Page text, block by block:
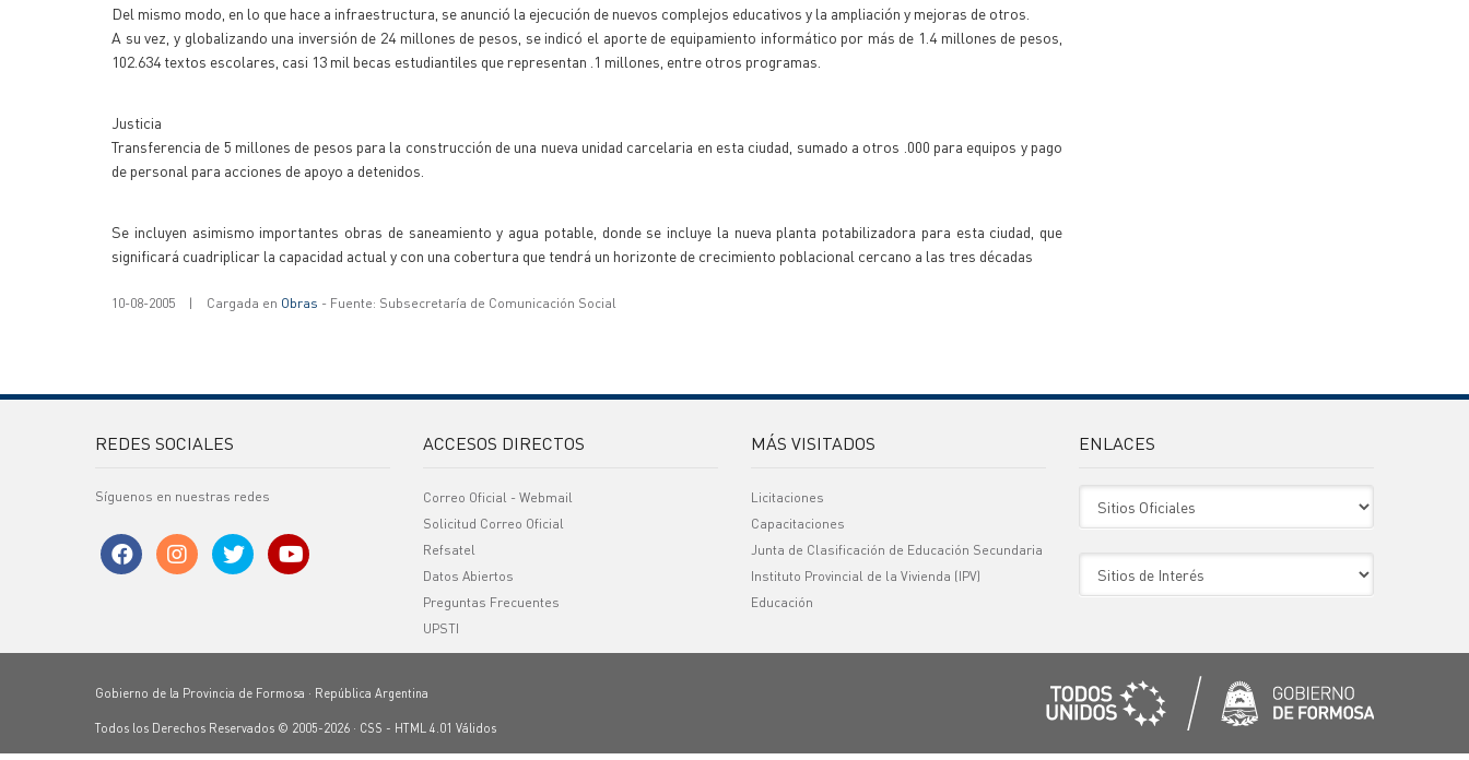
Del mismo modo, en lo que hace a infraestructura, se anunció la ejecución de nuevos complejos educativos y la ampliación y mejoras de otros.
A su vez, y globalizando una inversión de 24 millones de pesos, se indicó el aporte de equipamiento informático por más de 1.4 millones de pesos,
102.634 textos escolares, casi 13 mil becas estudiantiles que representan .1 millones, entre otros programas.
Justicia
Transferencia de 5 millones de pesos para la construcción de una nueva unidad carcelaria en esta ciudad, sumado a otros .000 para equipos y pago
de personal para acciones de apoyo a detenidos.
Se incluyen asimismo importantes obras de saneamiento y agua potable, donde se incluye la nueva planta potabilizadora para esta ciudad, que
significará cuadriplicar la capacidad actual y con una cobertura que tendrá un horizonte de crecimiento poblacional cercano a las tres décadas
10-08-2005 | Cargada en Obras - Fuente: Subsecretaría de Comunicación Social
REDES SOCIALES
Síguenos en nuestras redes
ACCESOS DIRECTOS
Correo Oficial - Webmail
Solicitud Correo Oficial
Refsatel
Datos Abiertos
Preguntas Frecuentes
UPSTI
MÁS VISITADOS
Licitaciones
Capacitaciones
Junta de Clasificación de Educación Secundaria
Instituto Provincial de la Vivienda (IPV)
Educación
ENLACES
Gobierno de la Provincia de Formosa · República Argentina
Todos los Derechos Reservados © 2005-2026 · CSS - HTML 4.01 Válidos